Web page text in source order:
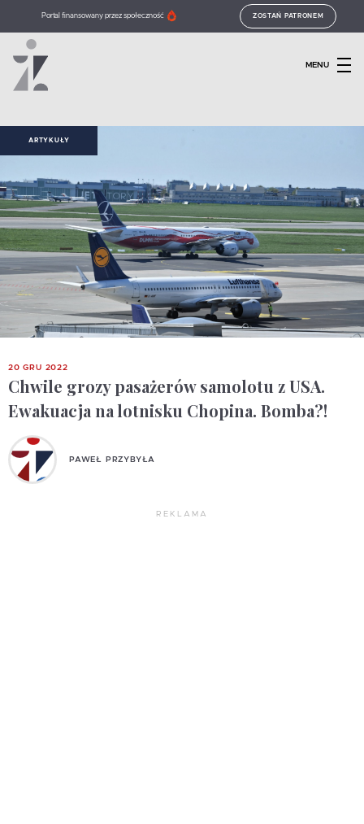
Portal finansowany przez społeczność ZOSTAŃ PATRONEM
MENU
ARTYKUŁY
20 GRU 2022
Chwile grozy pasażerów samolotu z USA.
Ewakuacja na lotnisku Chopina. Bomba?!
PAWEŁ PRZYBYŁA
REKLAMA